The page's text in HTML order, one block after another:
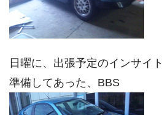
日曜に、出張予定のインサイト
準備してあった、BBS